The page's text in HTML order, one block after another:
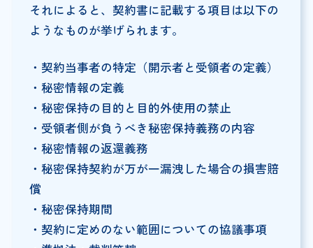
それによると、契約書に記載する項目は以下の
ようなものが挙げられます。
・契約当事者の特定（開示者と受領者の定義）
・秘密情報の定義
・秘密保持の目的と目的外使用の禁止
・受領者側が負うべき秘密保持義務の内容
・秘密情報の返還義務
・秘密保持契約が万が一漏洩した場合の損害賠
償
・秘密保持期間
・契約に定めのない範囲についての協議事項